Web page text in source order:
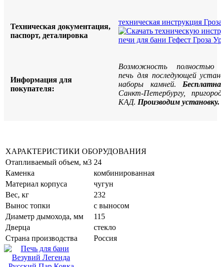
Техническая документация,
паспорт, деталировка
техническая инструкция
Информация для
покупателя:
Возможность полностью
печь для последующей
наборы камней.
Санкт-Петербургу,
КАД. Производим установку.
ХАРАКТЕРИСТИКИ ОБОРУДОВАНИЯ
Отапливаемый объем, м3 24
Каменка
комбинированная
Материал корпуса
чугун
Вес, кг
232
Вынос топки
с выносом
Диаметр дымохода, мм
115
Дверца
стекло
Страна производства
Россия